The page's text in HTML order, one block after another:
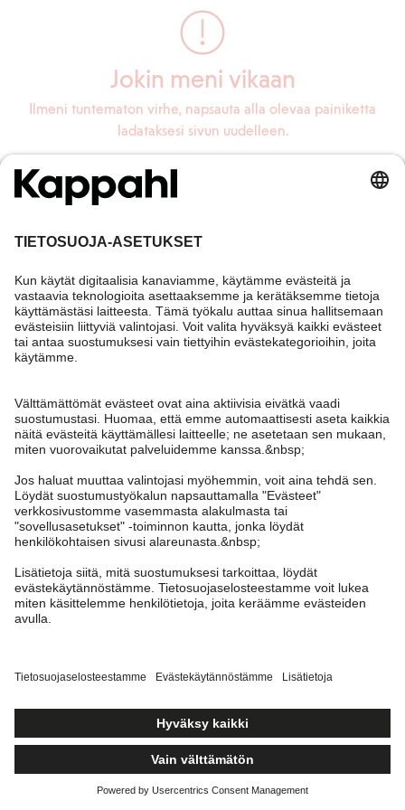
Jokin meni vikaan
Ilmeni tuntematon virhe, napsauta alla olevaa painiketta
ladataksesi sivun uudelleen.
Lataa sivu uudelleen